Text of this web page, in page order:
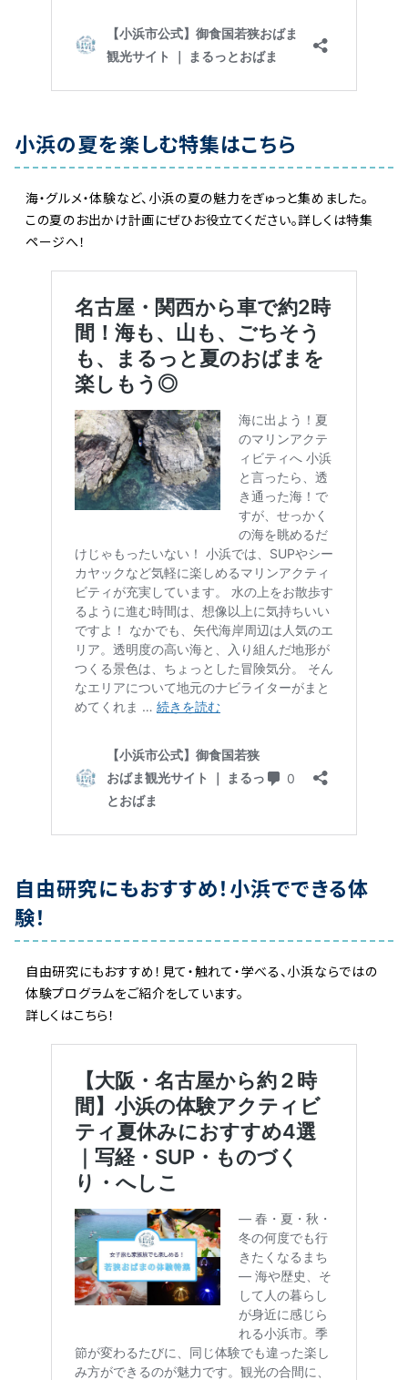
小浜の夏を楽しむ特集はこちら
海・グルメ・体験など、小浜の夏の魅力をぎゅっと集めました。
この夏のお出かけ計画にぜひお役立てください。詳しくは特集
ページへ！
自由研究にもおすすめ！小浜でできる体
験！
自由研究にもおすすめ！見て・触れて・学べる、小浜ならではの
体験プログラムをご紹介をしています。
詳しくはこちら！